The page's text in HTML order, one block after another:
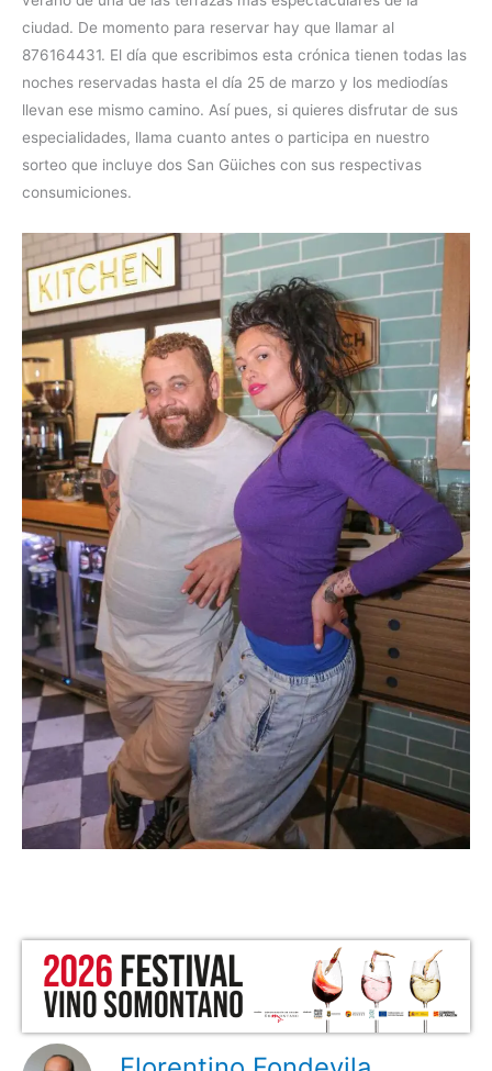
ciudad. De momento para reservar hay que llamar al
876164431. El día que escribimos esta crónica tienen todas las
noches reservadas hasta el día 25 de marzo y los mediodías
llevan ese mismo camino. Así pues, si quieres disfrutar de sus
especialidades, llama cuanto antes o participa en nuestro
sorteo que incluye dos San Güiches con sus respectivas
consumiciones.